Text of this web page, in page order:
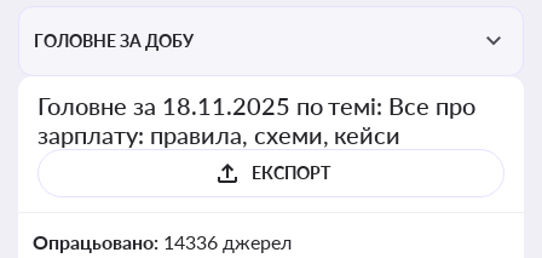
ГОЛОВНЕ ЗА ДОБУ
Головне за 18.11.2025 по темі: Все про
зарплату: правила, схеми, кейси
ЕКСПОРТ
Опрацьовано: 14336 джерел